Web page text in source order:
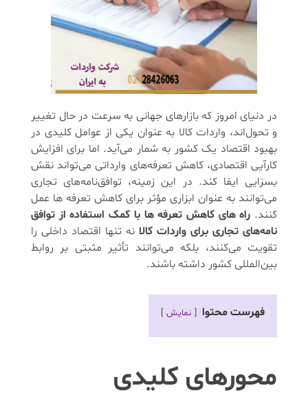
در دنیای امروز که بازارهای جهانی به سرعت در حال تغییر
و تحول‌اند، واردات کالا به عنوان یکی از عوامل کلیدی در
بهبود اقتصاد یک کشور به شمار می‌آید. اما برای افزایش
کارآیی اقتصادی، کاهش تعرفه‌های وارداتی می‌تواند نقش
بسزایی ایفا کند. در این زمینه، توافق‌نامه‌های تجاری
می‌توانند به عنوان ابزاری مؤثر برای کاهش تعرفه ها عمل
کنند. راه های کاهش تعرفه ها با کمک استفاده از توافق‌
نامه‌های تجاری برای واردات کالا نه تنها اقتصاد داخلی را
تقویت می‌کنند، بلکه می‌توانند تأثیر مثبتی بر روابط
بین‌المللی کشور داشته باشند.
فهرست محتوا نمایش
محورهای کلیدی